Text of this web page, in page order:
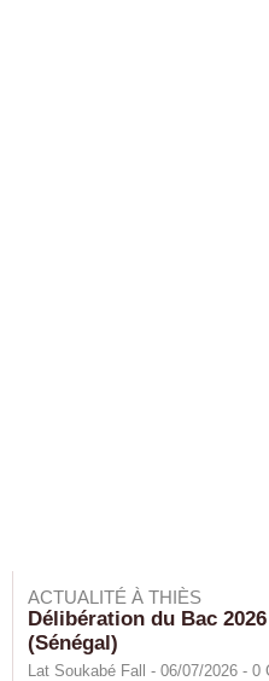
ACTUALITÉ À THIÈS
Délibération du Bac
(Sénégal)
Lat Soukabé Fall - 06/07/2026 - 0